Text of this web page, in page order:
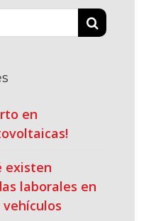
en
existen
laborales en